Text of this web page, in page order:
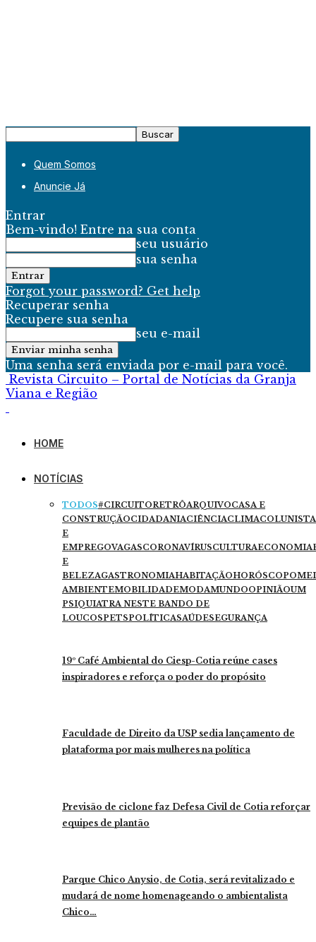
Quem Somos
Anuncie Já
Entrar
Bem-vindo! Entre na sua conta
seu usuário
sua senha
Forgot your password? Get help
Recuperar senha
Recupere sua senha
seu e-mail
Uma senha será enviada por e-mail para você.
Revista Circuito – Portal de Notícias da Granja
Viana e Região
HOME
NOTÍCIAS
TODOS#CIRCUITORETRÔARQUIVOCASA E
CONSTRUÇÃOCIDADANIACIÊNCIACLIMA
E
EMPREGOVAGASCORONAVÍRUSCULTURAECONOMIA
E
BELEZAGASTRONOMIAHABITAÇÃOHORÓSCOPO
AMBIENTEMOBILIDADEMODAMUNDOOPINIÃOUM
PSIQUIATRA NESTE BANDO DE
LOUCOSPETSPOLÍTICASAÚDESEGURANÇA
19º Café Ambiental do Ciesp-Cotia reúne cases
inspiradores e reforça o poder do propósito
Faculdade de Direito da USP sedia lançamento de
plataforma por mais mulheres na política
Previsão de ciclone faz Defesa Civil de Cotia reforçar
equipes de plantão
Parque Chico Anysio, de Cotia, será revitalizado e
mudará de nome homenageando o ambientalista
Chico…